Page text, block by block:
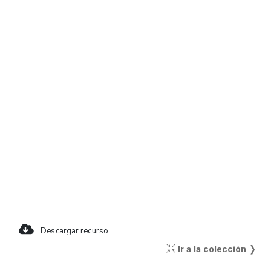
Descargar recurso
Ir a la colección ❭